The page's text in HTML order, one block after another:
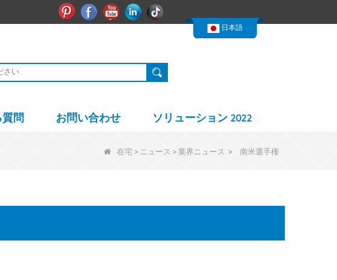
日本語
Nederlands
ピンタレスト
Facebookユーチューブ
リンクイン
質問 お問い合わせ ソリューション 2022
在宅 > ニュース > 業界ニュース > 南米選手権